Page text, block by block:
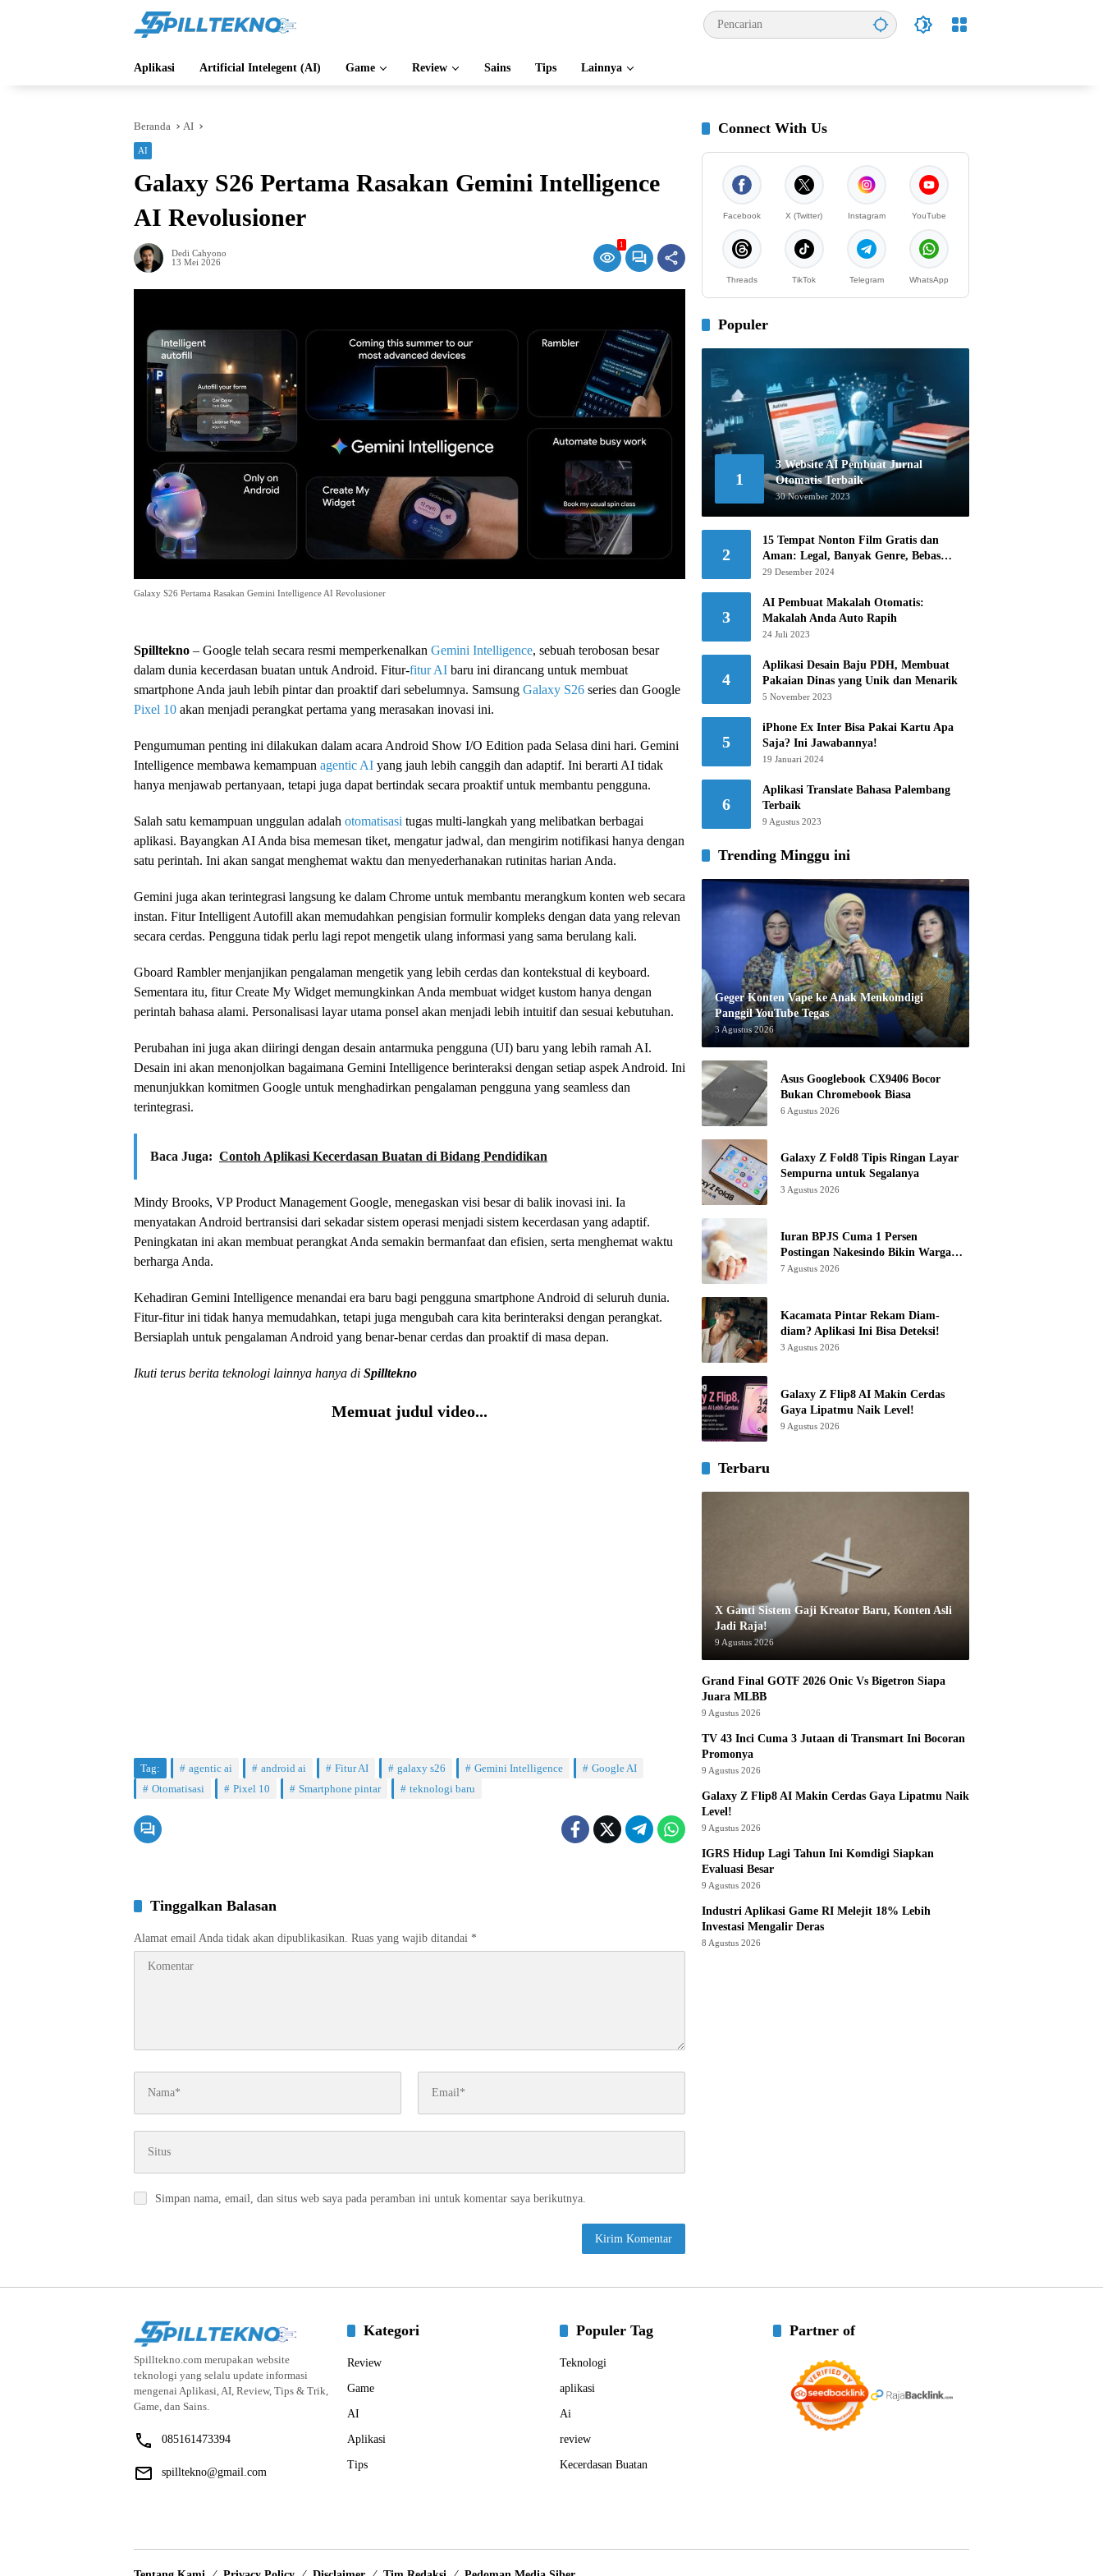
Aplikasi Artificial Intelegent (AI) Game Review Sains Tips Lainnya
Beranda AI
AI
Galaxy S26 Pertama Rasakan Gemini Intelligence
AI Revolusioner
Dedi Cahyono
13 Mei 2026
1
Galaxy S26 Pertama Rasakan Gemini Intelligence AI Revolusioner
Spilltekno – Google telah secara resmi memperkenalkan Gemini Intelligence, sebuah terobosan besar
dalam dunia kecerdasan buatan untuk Android. Fitur-fitur AI baru ini dirancang untuk membuat
smartphone Anda jauh lebih pintar dan proaktif dari sebelumnya. Samsung Galaxy S26 series dan Google
Pixel 10 akan menjadi perangkat pertama yang merasakan inovasi ini.
Pengumuman penting ini dilakukan dalam acara Android Show I/O Edition pada Selasa dini hari. Gemini
Intelligence membawa kemampuan agentic AI yang jauh lebih canggih dan adaptif. Ini berarti AI tidak
hanya menjawab pertanyaan, tetapi juga dapat bertindak secara proaktif untuk membantu pengguna.
Salah satu kemampuan unggulan adalah otomatisasi tugas multi-langkah yang melibatkan berbagai
aplikasi. Bayangkan AI Anda bisa memesan tiket, mengatur jadwal, dan mengirim notifikasi hanya dengan
satu perintah. Ini akan sangat menghemat waktu dan menyederhanakan rutinitas harian Anda.
Gemini juga akan terintegrasi langsung ke dalam Chrome untuk membantu merangkum konten web secara
instan. Fitur Intelligent Autofill akan memudahkan pengisian formulir kompleks dengan data yang relevan
secara cerdas. Pengguna tidak perlu lagi repot mengetik ulang informasi yang sama berulang kali.
Gboard Rambler menjanjikan pengalaman mengetik yang lebih cerdas dan kontekstual di keyboard.
Sementara itu, fitur Create My Widget memungkinkan Anda membuat widget kustom hanya dengan
perintah bahasa alami. Personalisasi layar utama ponsel akan menjadi lebih intuitif dan sesuai kebutuhan.
Perubahan ini juga akan diiringi dengan desain antarmuka pengguna (UI) baru yang lebih ramah AI.
Desain ini akan menonjolkan bagaimana Gemini Intelligence berinteraksi dengan setiap aspek Android. Ini
menunjukkan komitmen Google untuk menghadirkan pengalaman pengguna yang seamless dan
terintegrasi.
Baca Juga: Contoh Aplikasi Kecerdasan Buatan di Bidang Pendidikan
Mindy Brooks, VP Product Management Google, menegaskan visi besar di balik inovasi ini. Ia
menyatakan Android bertransisi dari sekadar sistem operasi menjadi sistem kecerdasan yang adaptif.
Peningkatan ini akan membuat perangkat Anda semakin bermanfaat dan efisien, serta menghemat waktu
berharga Anda.
Kehadiran Gemini Intelligence menandai era baru bagi pengguna smartphone Android di seluruh dunia.
Fitur-fitur ini tidak hanya memudahkan, tetapi juga mengubah cara kita berinteraksi dengan perangkat.
Bersiaplah untuk pengalaman Android yang benar-benar cerdas dan proaktif di masa depan.
Ikuti terus berita teknologi lainnya hanya di Spilltekno
Memuat judul video...
Tag: agentic ai android ai Fitur AI galaxy s26 Gemini Intelligence
Google AI
Otomatisasi
Pixel 10 Smartphone pintar teknologi baru
Tinggalkan Balasan
Alamat email Anda tidak akan dipublikasikan. Ruas yang wajib ditandai *
Simpan nama, email, dan situs web saya pada peramban ini untuk komentar saya berikutnya.
Connect With Us
Facebook X (Twitter) Instagram YouTube
Threads TikTok Telegram WhatsApp
Populer
1
3 Website AI Pembuat Jurnal
Otomatis Terbaik
30 November 2023
2
15 Tempat Nonton Film Gratis dan
Aman: Legal, Banyak Genre, Bebas
Khawatir!
29 Desember 2024
3
AI Pembuat Makalah Otomatis:
Makalah Anda Auto Rapih
24 Juli 2023
4
Aplikasi Desain Baju PDH, Membuat
Pakaian Dinas yang Unik dan Menarik
5 November 2023
5
iPhone Ex Inter Bisa Pakai Kartu Apa
Saja? Ini Jawabannya!
19 Januari 2024
6
Aplikasi Translate Bahasa Palembang
Terbaik
9 Agustus 2023
Trending Minggu ini
Geger Konten Vape ke Anak Menkomdigi
Panggil YouTube Tegas
3 Agustus 2026
Asus Googlebook CX9406 Bocor
Bukan Chromebook Biasa
6 Agustus 2026
Galaxy Z Fold8 Tipis Ringan Layar
Sempurna untuk Segalanya
3 Agustus 2026
Iuran BPJS Cuma 1 Persen
Postingan Nakesindo Bikin Warganet
Murka
7 Agustus 2026
Kacamata Pintar Rekam Diam-
diam? Aplikasi Ini Bisa Deteksi!
3 Agustus 2026
Galaxy Z Flip8 AI Makin Cerdas
Gaya Lipatmu Naik Level!
9 Agustus 2026
Terbaru
X Ganti Sistem Gaji Kreator Baru, Konten Asli
Jadi Raja!
9 Agustus 2026
Grand Final GOTF 2026 Onic Vs Bigetron Siapa
Juara MLBB
9 Agustus 2026
TV 43 Inci Cuma 3 Jutaan di Transmart Ini Bocoran
Promonya
9 Agustus 2026
Galaxy Z Flip8 AI Makin Cerdas Gaya Lipatmu Naik
Level!
9 Agustus 2026
IGRS Hidup Lagi Tahun Ini Komdigi Siapkan
Evaluasi Besar
9 Agustus 2026
Industri Aplikasi Game RI Melejit 18% Lebih
Investasi Mengalir Deras
8 Agustus 2026
Spilltekno.com merupakan website
teknologi yang selalu update informasi
mengenai Aplikasi, AI, Review, Tips & Trik,
Game, dan Sains.
085161473394
spilltekno@gmail.com
Kategori
Review
Game
AI
Aplikasi
Tips
Populer Tag
Teknologi
aplikasi
Ai
review
Kecerdasan Buatan
Partner of